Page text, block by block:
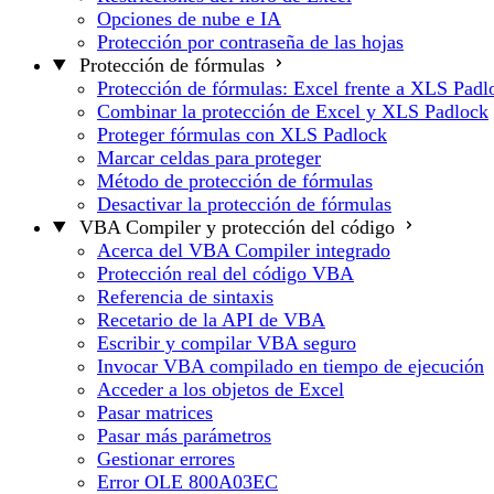
Opciones de nube e IA
Protección por contraseña de las hojas
Protección de fórmulas
Protección de fórmulas: Excel frente a XLS
Combinar la protección de Excel y XLS Padlock
Proteger fórmulas con XLS Padlock
Marcar celdas para proteger
Método de protección de fórmulas
Desactivar la protección de fórmulas
VBA Compiler y protección del código
Acerca del VBA Compiler integrado
Protección real del código VBA
Referencia de sintaxis
Recetario de la API de VBA
Escribir y compilar VBA seguro
Invocar VBA compilado en tiempo de ejecución
Acceder a los objetos de Excel
Pasar matrices
Pasar más parámetros
Gestionar errores
Error OLE 800A03EC